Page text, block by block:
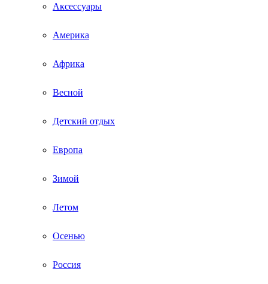
Аксессуары
Америка
Африка
Весной
Детский отдых
Европа
Зимой
Летом
Осенью
Россия